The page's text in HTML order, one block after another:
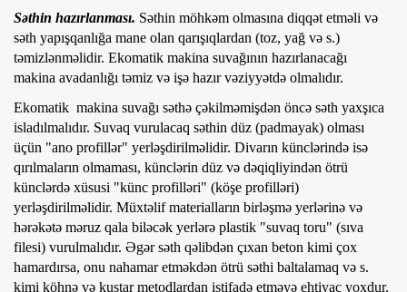
Səthin hazırlanması. Səthin möhkəm olmasına diqqət etməli və
səth yapışqanlığa mane olan qarışıqlardan (toz, yağ və s.)
təmizlənməlidir. Ekomatik makina suvağının hazırlanacağı
makina avadanlığı təmiz və işə hazır vəziyyətdə olmalıdır.
Ekomatik makina suvağı səthə çəkilməmişdən öncə səth yaxşıca
isladılmalıdır. Suvaq vurulacaq səthin düz (padmayak) olması
üçün "ano profillər" yerləşdirilməlidir. Divarın künclərində isə
qırılmaların olmaması, künclərin düz və dəqiqliyindən ötrü
künclərdə xüsusi "künc profilləri" (köşe profilləri)
yerləşdirilməlidir. Müxtəlif materialların birləşmə yerlərinə və
hərəkətə məruz qala biləcək yerlərə plastik "suvaq toru" (sıva
filesi) vurulmalıdır. Əgər səth qəlibdən çıxan beton kimi çox
hamardırsa, onu nahamar etməkdən ötrü səthi baltalamaq və s.
kimi köhnə və kustar metodlardan istifadə etməyə ehtiyac yoxdur.